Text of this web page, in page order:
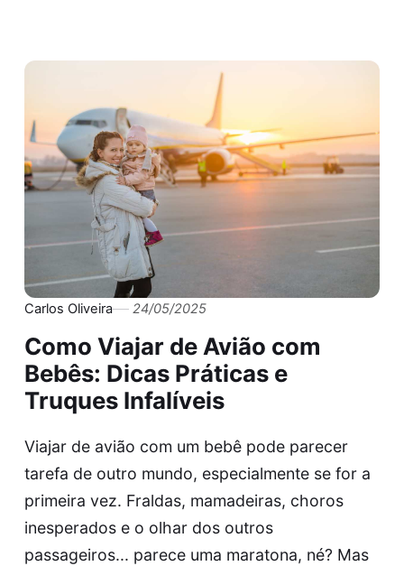
Carlos Oliveira 24/05/2025
Como Viajar de Avião com
Bebês: Dicas Práticas e
Truques Infalíveis
Viajar de avião com um bebê pode parecer
tarefa de outro mundo, especialmente se for a
primeira vez. Fraldas, mamadeiras, choros
inesperados e o olhar dos outros
passageiros... parece uma maratona, né? Mas